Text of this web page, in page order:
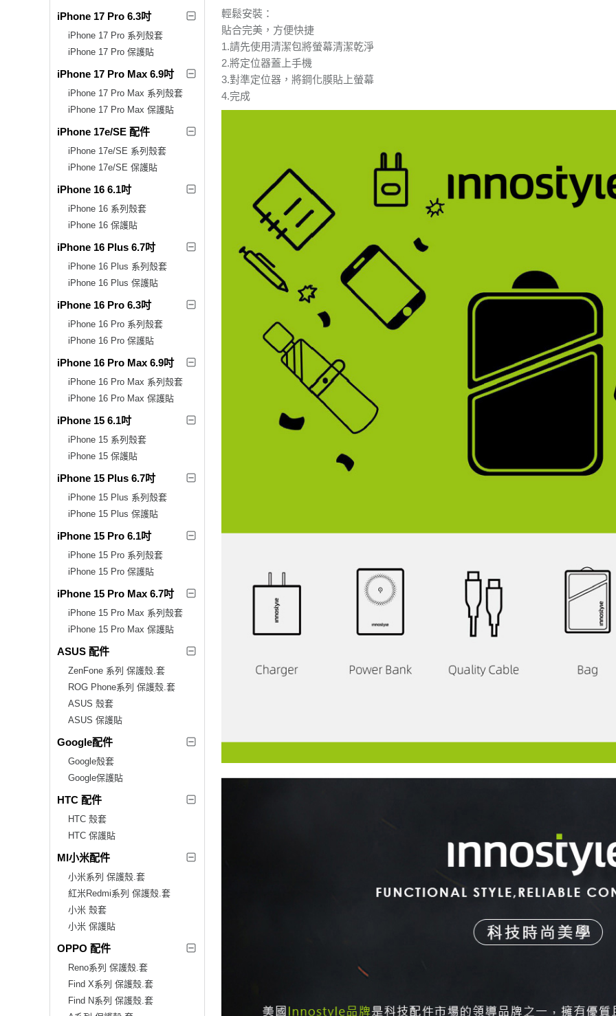
iPhone 17 Pro 6.3吋
iPhone 17 Pro 系列殼套
iPhone 17 Pro 保護貼
iPhone 17 Pro Max 6.9吋
iPhone 17 Pro Max 系列殼套
iPhone 17 Pro Max 保護貼
iPhone 17e/SE 配件
iPhone 17e/SE 系列殼套
iPhone 17e/SE 保護貼
iPhone 16 6.1吋
iPhone 16 系列殼套
iPhone 16 保護貼
iPhone 16 Plus 6.7吋
iPhone 16 Plus 系列殼套
iPhone 16 Plus 保護貼
iPhone 16 Pro 6.3吋
iPhone 16 Pro 系列殼套
iPhone 16 Pro 保護貼
iPhone 16 Pro Max 6.9吋
iPhone 16 Pro Max 系列殼套
iPhone 16 Pro Max 保護貼
iPhone 15 6.1吋
iPhone 15 系列殼套
iPhone 15 保護貼
iPhone 15 Plus 6.7吋
iPhone 15 Plus 系列殼套
iPhone 15 Plus 保護貼
iPhone 15 Pro 6.1吋
iPhone 15 Pro 系列殼套
iPhone 15 Pro 保護貼
iPhone 15 Pro Max 6.7吋
iPhone 15 Pro Max 系列殼套
iPhone 15 Pro Max 保護貼
ASUS 配件
ZenFone 系列 保護殼.套
ROG Phone系列 保護殼.套
ASUS 殼套
ASUS 保護貼
Google配件
Google殼套
Google保護貼
HTC 配件
HTC 殼套
HTC 保護貼
MI小米配件
小米系列 保護殼.套
紅米Redmi系列 保護殼.套
小米 殼套
小米 保護貼
OPPO 配件
Reno系列 保護殼.套
Find X系列 保護殼.套
Find N系列 保護殼.套
輕鬆安裝：
貼合完美，方便快捷
1.請先使用清潔包將螢幕清潔乾淨
2.將定位器蓋上手機
3.對準定位器，將鋼化膜貼上螢幕
4.完成